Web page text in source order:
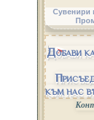
Сувенири
Добави
към нас